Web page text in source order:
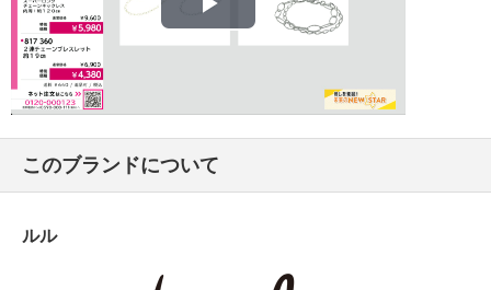
Play
このブランドについて
ルル